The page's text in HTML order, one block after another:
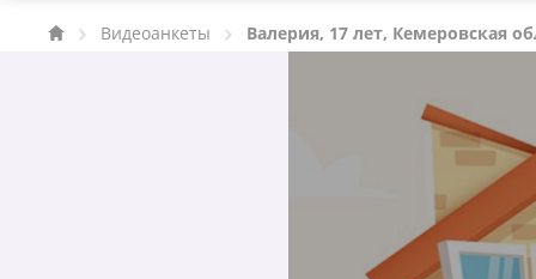
Видеоанкеты Валерия, 17 лет, Кемеровская